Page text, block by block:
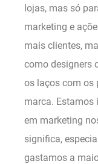
lojas, mas só
marketing e
mais clientes,
como designers
os laços com os
marca. Estamos
em marketing
significa,
gastamos a